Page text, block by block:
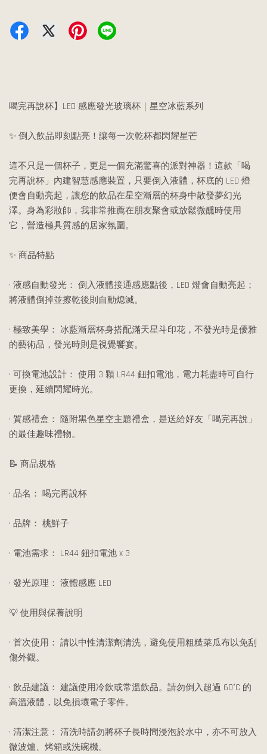
喝完再說杯】LED 感應發光玻璃杯｜星空冰藍系列
✨ 倒入飲品即刻點亮！讓每一次乾杯都閃耀星芒
這不只是一個杯子，更是一個充滿驚喜的派對神器！這款「喝
完再說杯」內建智慧感應裝置，只要倒入液體，杯底的 LED 燈
便會自動亮起，讓您的飲品在星空漸層的杯身中散發夢幻光
澤。身為彩妝師，我非常推薦在朋友聚會或放鬆微醺時使用
它，營造極具質感的居家氛圍。
✨ 商品特點
• 液感自動發光： 倒入液體接通感應點後，LED 燈會自動亮起；
將液體倒掉並擦乾後則自動熄滅。
• 極致美學： 冰藍漸層杯身搭配滿天星斗印花，不發光時是優雅
的藝術品，發光時則是視覺饗宴。
• 可換電池設計： 使用 3 顆 LR44 鈕扣電池，電力耗盡時可自行
更換，延續閃耀時光。
• 質感禮盒： 隨附黑色星空主題禮盒，是送給好友「喝完再說」
的最佳趣味禮物。
📝 商品規格
• 品名： 喝完再說杯
• 品牌： 桃鮮子
• 電池需求： LR44 鈕扣電池 x 3
• 發光原理： 液體感應 LED
💡 使用與保養說明
• 首次使用： 請以中性清潔劑清洗，避免使用粗糙菜瓜布以免刮
傷外觀。
• 飲品建議： 建議使用冷飲或常溫飲品。請勿倒入超過 60°C 的
高溫液體，以免損壞電子零件。
• 清潔注意： 清洗時請勿將杯子長時間浸泡於水中，亦不可放入
微波爐、烤箱或洗碗機。